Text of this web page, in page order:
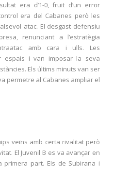
era d’1-0, fruit d’un error
era del Cabanes però les
atac. El desgast defensiu
renunciant a l’estratègia
amb cara i ulls. Les
espais i van imposar la seva
Els últims minuts van ser
permetre al Cabanes ampliar el
veïns amb certa rivalitat però
El Juvenil B es va avançar en
primera part. Els de Subirana i